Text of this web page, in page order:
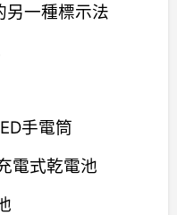
另一種標示法
手電筒
電式乾電池